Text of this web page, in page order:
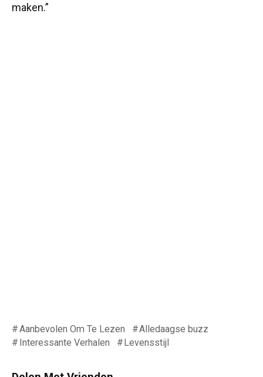
maken.”
Aanbevolen Om Te Lezen
Alledaagse buzz
Interessante Verhalen
Levensstijl